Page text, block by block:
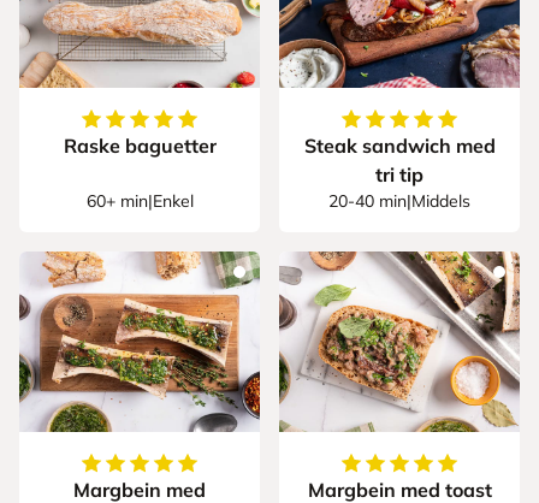
5av5stjerner
Raske baguetter
60+ min|Enkel
5av5stjerner
Steak sandwich med
tri tip
20-40 min|Middels
5av5stjerner
Margbein med
5av5stjerner
Margbein med toast